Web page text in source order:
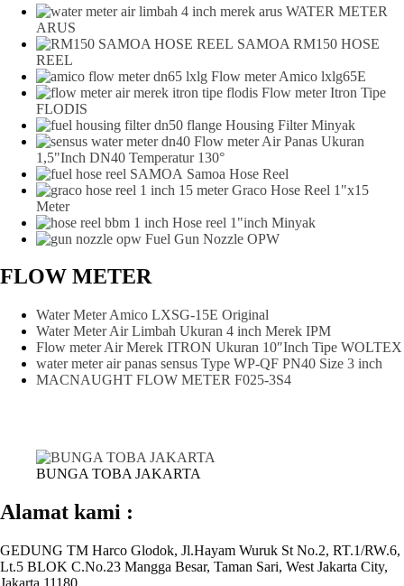
WATER METER
ARUS
SAMOA RM150 HOSE
REEL
Flow meter Amico lxlg65E
Flow meter Itron Tipe
FLODIS
Housing Filter Minyak
Flow meter Air Panas Ukuran
1,5"Inch DN40 Temperatur 130°
Samoa Hose Reel
Graco Hose Reel 1"x15
Meter
Hose reel 1"inch Minyak
Fuel Gun Nozzle OPW
FLOW METER
Water Meter Amico LXSG-15E Original
Water Meter Air Limbah Ukuran 4 inch Merek IPM
Flow meter Air Merek ITRON Ukuran 10″Inch Tipe WOLTEX
water meter air panas sensus Type WP-QF PN40 Size 3 inch
MACNAUGHT FLOW METER F025-3S4
BUNGA TOBA JAKARTA
Alamat kami :
GEDUNG TM Harco Glodok, Jl.Hayam Wuruk St No.2, RT.1/RW.6,
Lt.5 BLOK C.No.23 Mangga Besar, Taman Sari, West Jakarta City,